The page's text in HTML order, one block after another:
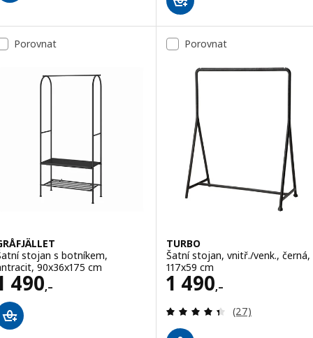
Porovnat
stojan s botníkem,
90x36x175 cm
490,–
1490,–
Porovnat
TURBO
Šatní stojan, vnitř./venk., černá,
117x59 cm
1 490,–
Cena 1490,–
Recenze: 4.4 z
(27)